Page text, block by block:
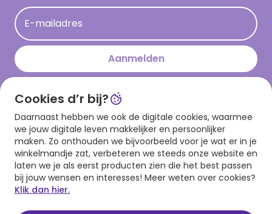
Acties
Persberichten
Hallmark en Kinderpostzegels
E-mailadres
Aanmelden
Download onze app
Cookies d’r bij?
Daarnaast hebben we ook de digitale cookies, waarmee
we jouw digitale leven makkelijker en persoonlijker
maken. Zo onthouden we bijvoorbeeld voor je wat er in je
winkelmandje zat, verbeteren we steeds onze website en
laten we je als eerst producten zien die het best passen
bij jouw wensen en interesses! Meer weten over cookies?
Klik dan hier.